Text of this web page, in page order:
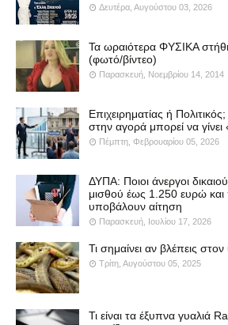
Δευτέρα, Αυγούστου 03, 2026
Τα ωραιότερα ΦΥΣΙΚΑ
(φωτό/βίντεο)
Παρασκευή, Νοεμβρίου 14, 2014
Επιχειρηματίας ή
στην αγορά μπορεί να
Πέμπτη, Φεβρουαρίου 05, 2026
ΔΥΠΑ: Ποιοι άνεργοι
μισθού έως 1.250 ευρώ
υποβάλουν αίτηση
Παρασκευή, Ιουλίου 17, 2026
Τι σημαίνει αν βλέπεις
Τρίτη, Αυγούστου 05, 2025
Τι είναι τα έξυπνα γυαλιά